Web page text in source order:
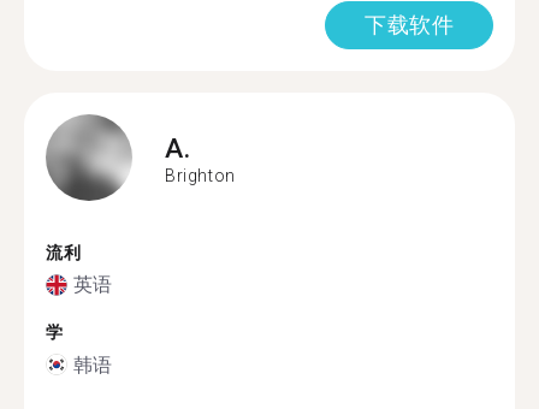
下载软件
A.
Brighton
流利
英语
学
韩语